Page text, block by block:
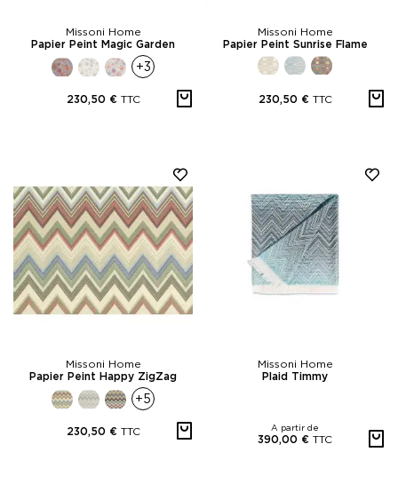
Missoni Home
Papier Peint Magic Garden
+3
230,50 € TTC
Missoni Home
Papier Peint Sunrise Flame
230,50 € TTC
Missoni Home
Papier Peint Happy ZigZag
+5
230,50 € TTC
Missoni Home
Plaid Timmy
A partir de
390,00 € TTC